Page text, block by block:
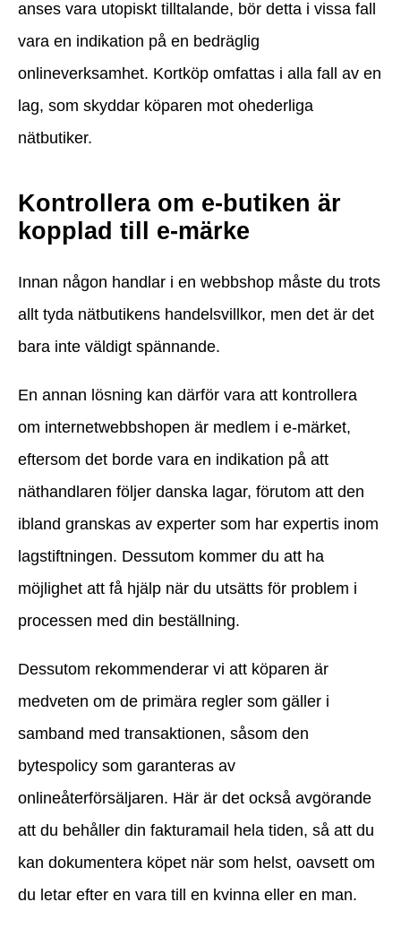
anses vara utopiskt tilltalande, bör detta i vissa fall
vara en indikation på en bedräglig
onlineverksamhet. Kortköp omfattas i alla fall av en
lag, som skyddar köparen mot ohederliga
nätbutiker.
Kontrollera om e-butiken är
kopplad till e-märke
Innan någon handlar i en webbshop måste du trots
allt tyda nätbutikens handelsvillkor, men det är det
bara inte väldigt spännande.
En annan lösning kan därför vara att kontrollera
om internetwebbshopen är medlem i e-märket,
eftersom det borde vara en indikation på att
näthandlaren följer danska lagar, förutom att den
ibland granskas av experter som har expertis inom
lagstiftningen. Dessutom kommer du att ha
möjlighet att få hjälp när du utsätts för problem i
processen med din beställning.
Dessutom rekommenderar vi att köparen är
medveten om de primära regler som gäller i
samband med transaktionen, såsom den
bytespolicy som garanteras av
onlineåterförsäljaren. Här är det också avgörande
att du behåller din fakturamail hela tiden, så att du
kan dokumentera köpet när som helst, oavsett om
du letar efter en vara till en kvinna eller en man.